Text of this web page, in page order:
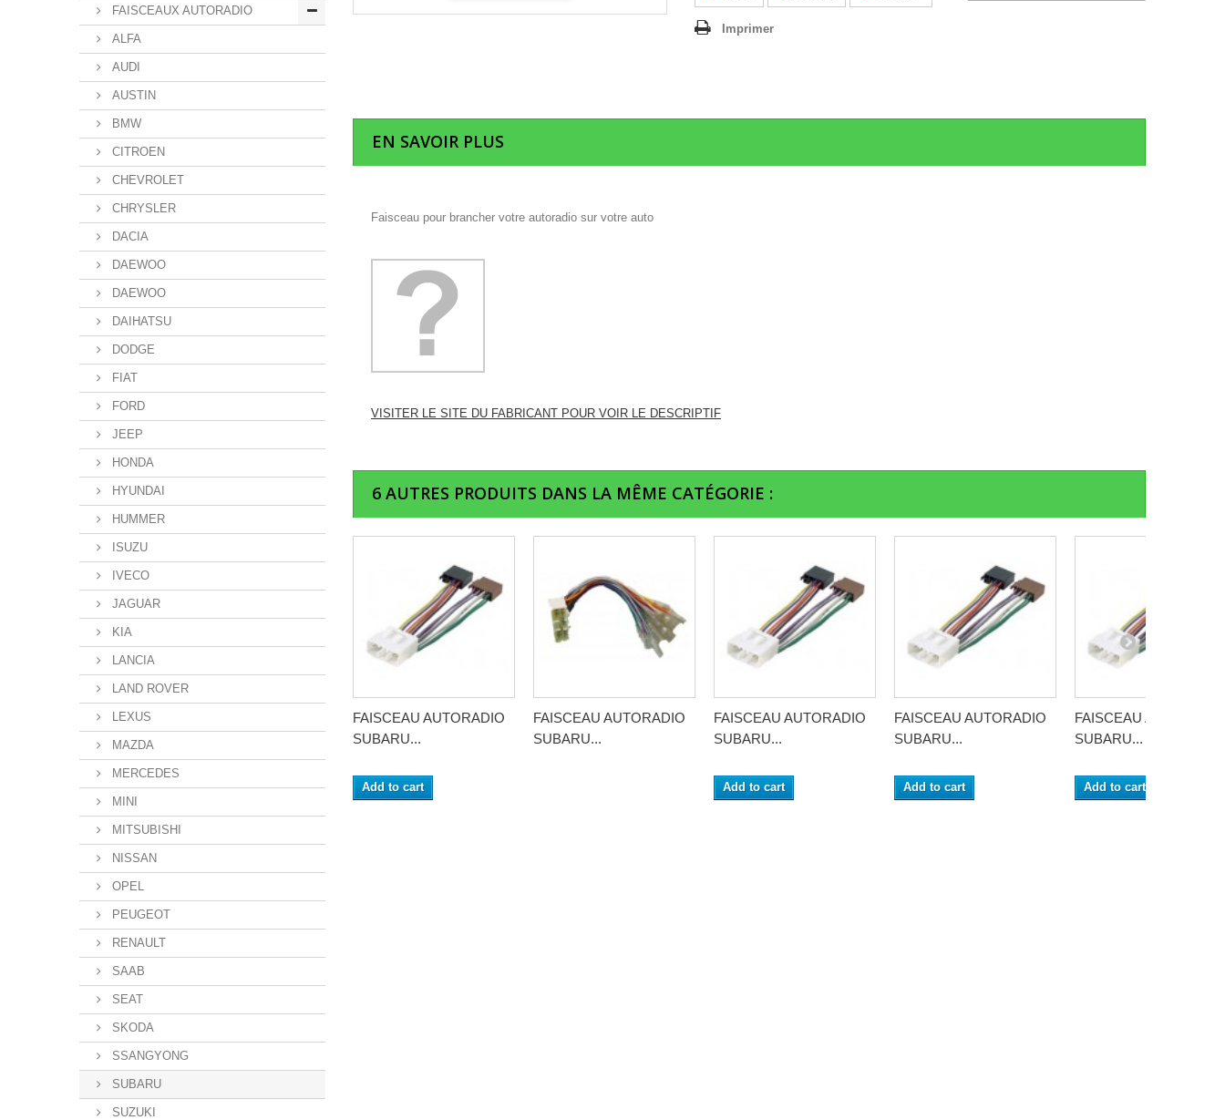
FAISCEAUX AUTORADIO
ALFA
AUDI
AUSTIN
BMW
CITROEN
CHEVROLET
CHRYSLER
DACIA
DAEWOO
DAEWOO
DAIHATSU
DODGE
FIAT
FORD
JEEP
HONDA
HYUNDAI
HUMMER
ISUZU
IVECO
JAGUAR
KIA
LANCIA
LAND ROVER
LEXUS
MAZDA
MERCEDES
MINI
MITSUBISHI
NISSAN
OPEL
PEUGEOT
RENAULT
SAAB
SEAT
SKODA
SSANGYONG
SUBARU
SUZUKI
Imprimer
EN SAVOIR PLUS
Faisceau pour brancher votre autoradio sur votre auto
VISITER LE SITE DU FABRICANT POUR VOIR LE DESCRIPTIF
6 AUTRES PRODUITS DANS LA MÊME CATÉGORIE :
FAISCEAU AUTORADIO
SUBARU...
Add to cart
FAISCEAU AUTORADIO
SUBARU...
FAISCEAU AUTORADIO
SUBARU...
Add to cart
FAISCEAU AUTORADIO
SUBARU...
Add to cart
FAISCEAU
SUBARU...
Add to cart